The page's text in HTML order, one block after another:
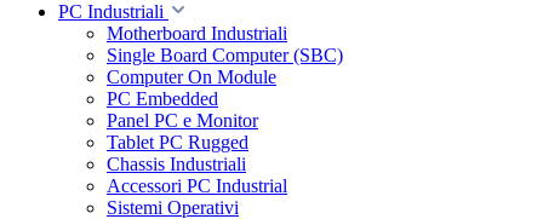
PC Industriali
Motherboard Industriali
Single Board Computer (SBC)
Computer On Module
PC Embedded
Panel PC e Monitor
Tablet PC Rugged
Chassis Industriali
Accessori PC Industrial
Sistemi Operativi